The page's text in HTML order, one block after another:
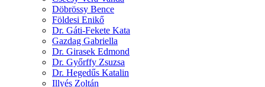
Döbrössy Bence
Földesi Enikő
Dr. Gáti-Fekete Kata
Gazdag Gabriella
Dr. Girasek Edmond
Dr. Győrffy Zsuzsa
Dr. Hegedűs Katalin
Illyés Zoltán